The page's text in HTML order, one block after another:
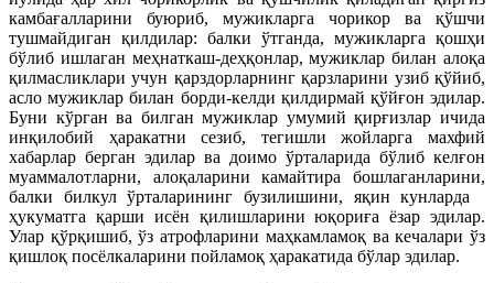
камбағалларини буюриб, мужикларга чорикор ва қўшчи
тушмайдиган қилдилар: балки ўтганда, мужикларга қошҳи
бўлиб ишлаган меҳнаткаш-деҳқонлар, мужиклар билан алоқа
қилмасликлари учун қарздорларнинг қарзларини узиб қўйиб,
асло мужиклар билан борди-келди қилдирмай қўйғон эдилар.
Буни кўрган ва билган мужиклар умумий қирғизлар ичида
инқилобий ҳаракатни сезиб, тегишли жойларга махфий
хабарлар берган эдилар ва доимо ўрталарида бўлиб келғон
муаммалотларни, алоқаларини камайтира бошлаганларини,
балки билкул ўрталарининг бузилишини, яқин кунларда
ҳукуматга қарши исён қилишларини юқориға ёзар эдилар.
Улар қўрқишиб, ўз атрофларини маҳкамламоқ ва кечалари ўз
қишлоқ посёлкаларини пойламоқ ҳаракатида бўлар эдилар.